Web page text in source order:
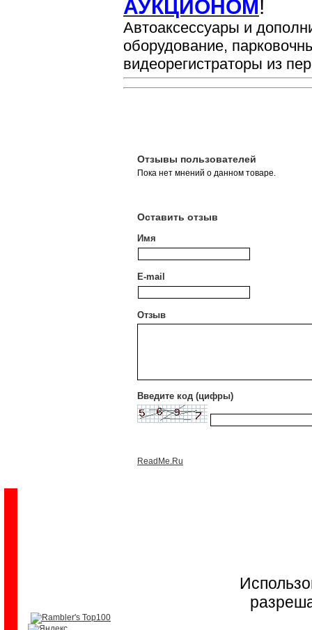
АУКЦИОНОМ !
Автоаксессуары и
оборудование,
видеорегистраторы из
Отзывы пользователей
Пока нет мнений о данном товаре.
Оставить отзыв
Имя
E-mail
Отзыв
Введите код (цифры)
ReadMe.Ru